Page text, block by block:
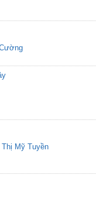
Thị Mỹ Tuyền